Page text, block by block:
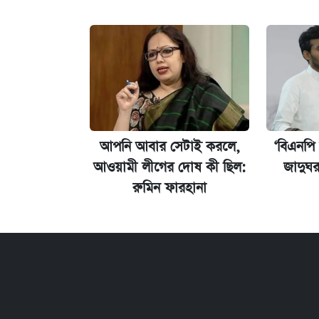
আপনি আবার সেটাই করলে,
আওয়ামী লীগের দোষ কী ছিল:
রুমিন ফারহানা